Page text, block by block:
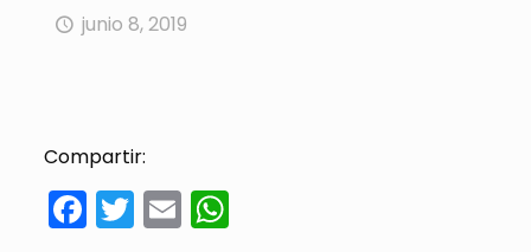
junio 8, 2019
Compartir:
Facebook
Twitter
EmailWhatsApp